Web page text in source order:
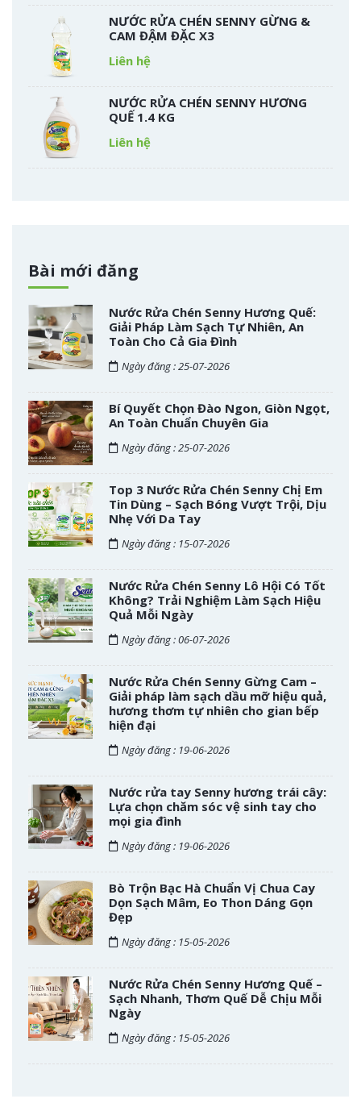
NƯỚC RỬA CHÉN SENNY GỪNG &
CAM ĐẬM ĐẶC X3
Liên hệ
NƯỚC RỬA CHÉN SENNY HƯƠNG
QUẾ 1.4 KG
Liên hệ
Bài mới đăng
Nước Rửa Chén Senny Hương Quế:
Giải Pháp Làm Sạch Tự Nhiên, An
Toàn Cho Cả Gia Đình
Ngày đăng : 25-07-2026
Bí Quyết Chọn Đào Ngon, Giòn Ngọt,
An Toàn Chuẩn Chuyên Gia
Ngày đăng : 25-07-2026
Top 3 Nước Rửa Chén Senny Chị Em
Tin Dùng – Sạch Bóng Vượt Trội, Dịu
Nhẹ Với Da Tay
Ngày đăng : 15-07-2026
Nước Rửa Chén Senny Lô Hội Có Tốt
Không? Trải Nghiệm Làm Sạch Hiệu
Quả Mỗi Ngày
Ngày đăng : 06-07-2026
Nước Rửa Chén Senny Gừng Cam –
Giải pháp làm sạch dầu mỡ hiệu quả,
hương thơm tự nhiên cho gian bếp
hiện đại
Ngày đăng : 19-06-2026
Nước rửa tay Senny hương trái cây:
Lựa chọn chăm sóc vệ sinh tay cho
mọi gia đình
Ngày đăng : 19-06-2026
Bò Trộn Bạc Hà Chuẩn Vị Chua Cay
Dọn Sạch Mâm, Eo Thon Dáng Gọn
Đẹp
Ngày đăng : 15-05-2026
Nước Rửa Chén Senny Hương Quế –
Sạch Nhanh, Thơm Quế Dễ Chịu Mỗi
Ngày
Ngày đăng : 15-05-2026